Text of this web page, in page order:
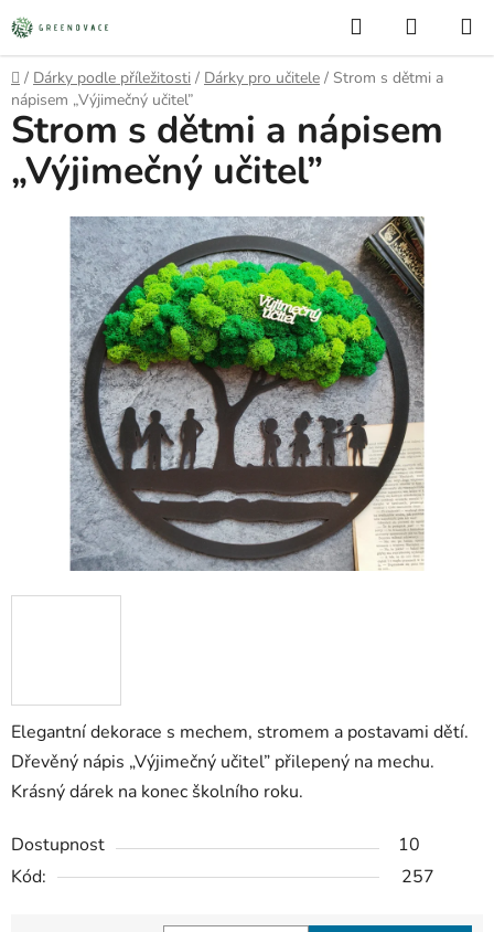
Přejít
na
obsah
Hledat
KOŠÍK
Domů
/ Dárky podle příležitosti / Dárky pro učitele / Strom s dětmi a
nápisem „Výjimečný učitel”
Elegantní dekorace s mechem, stromem a postavami dětí.
Dřevěný nápis „Výjimečný učitel” přilepený na mechu.
Krásný dárek na konec školního roku.
Dostupnost
10
Kód:
257
Strom s dětmi a nápisem
„Výjimečný učitel”